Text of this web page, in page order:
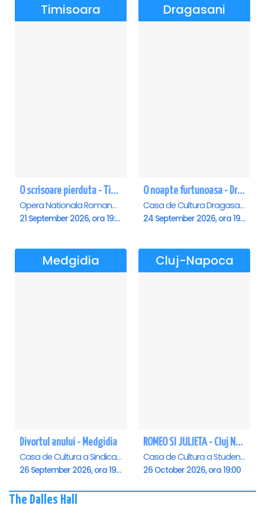
Timisoara
O scrisoare pierduta - Timisoara
Opera Nationala Romana , Timisoara
21 September 2026, ora 19:00
Dragasani
O noapte furtunoasa - Dragasani
Casa de Cultura Dragasani, Dragasani
24 September 2026, ora 19:00
Medgidia
Divortul anului - Medgidia
Casa de Cultura a Sindicatelor Lucian Grigorescu, Medgidia
26 September 2026, ora 19:00
Cluj-Napoca
ROMEO SI JULIETA - Cluj Napoca
Casa de Cultura a Studentilor Dumitru Farcas, Cluj-Napoca
26 October 2026, ora 19:00
The Dalles Hall